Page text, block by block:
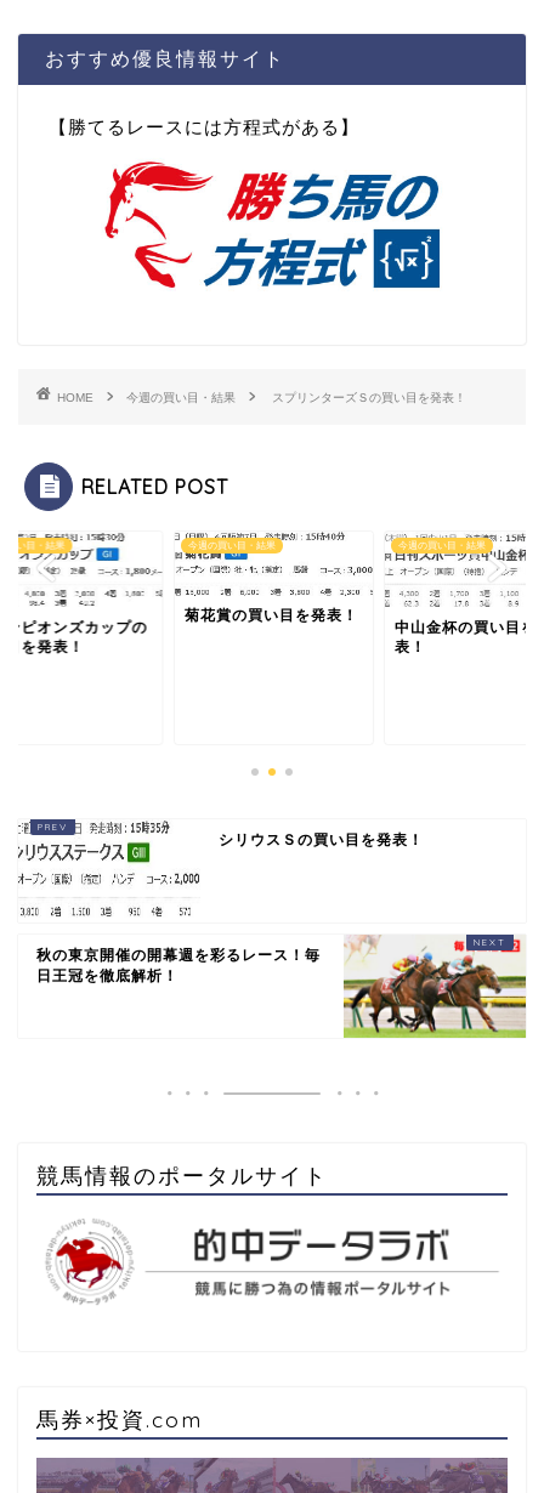
おすすめ優良情報サイト
【勝てるレースには方程式がある】
HOME 今週の買い目・結果 スプリンターズＳの買い目を発表！
RELATED POST
買い目・結果
ンピオンズカップの
目を発表！
今週の買い目・結果
菊花賞の買い目を発表！
今週の買い目・結果
中山金杯の買い目を
表！
シリウスＳの買い目を発表！
秋の東京開催の開幕週を彩るレース！毎
日王冠を徹底解析！
競馬情報のポータルサイト
馬券×投資.com